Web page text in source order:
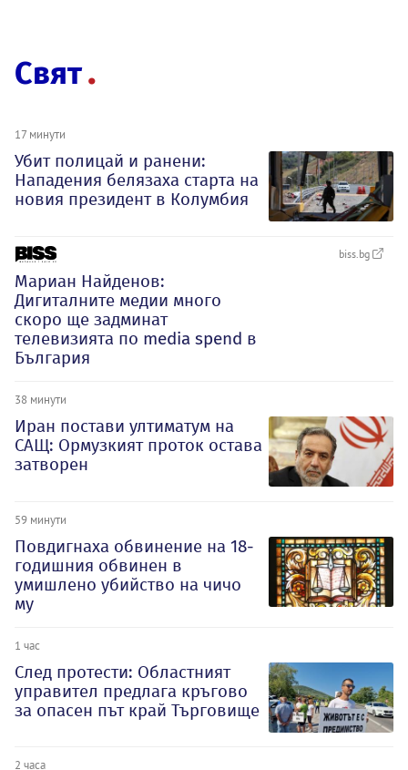
Свят
17 минути
Убит полицай и ранени:
Нападения белязаха старта на
новия президент в Колумбия
biss.bg
Мариан Найденов:
Дигиталните медии много
скоро ще задминат
телевизията по media spend в
България
38 минути
Иран постави ултиматум на
САЩ: Ормузкият проток остава
затворен
59 минути
Повдигнаха обвинение на 18-
годишния обвинен в
умишлено убийство на чичо
му
1 час
След протести: Областният
управител предлага кръгово
за опасен път край Търговище
2 часа